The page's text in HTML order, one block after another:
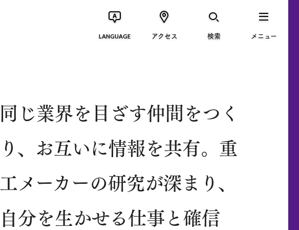
LANGUAGE アクセス 検索 メニュー
同じ業界を目ざす仲間をつく
り、お互いに情報を共有。重
工メーカーの研究が深まり、
自分を生かせる仕事と確信